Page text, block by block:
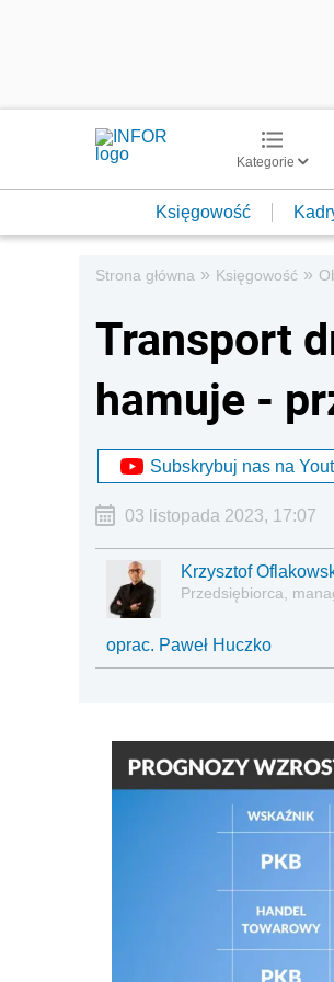
Kategorie
Księgowość
Strona główna » Księgowość »
Transport
hamuje -
Subskrybuj nas na
03 listopada 2023, 17:07
Krzysztof
Przedsiębiorca,
oprac. Paweł Huczko